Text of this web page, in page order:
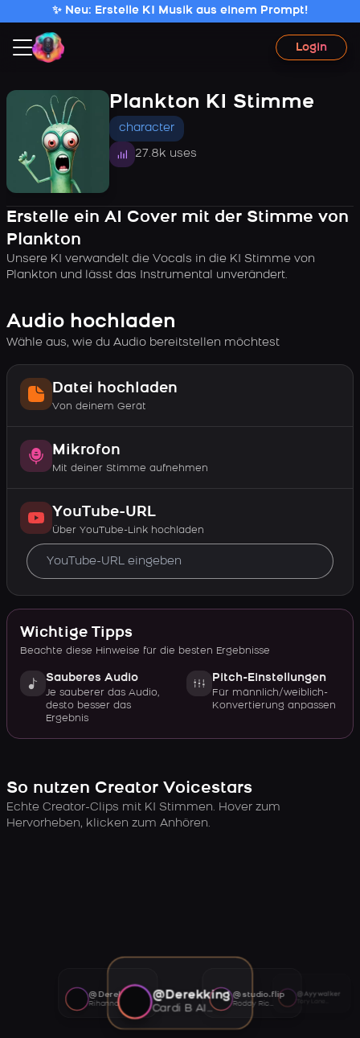
✨ Neu: Erstelle KI Musik aus einem Prompt!
Login
Plankton KI Stimme
character
27.8k uses
Erstelle ein AI Cover mit der Stimme von
Plankton
Unsere KI verwandelt die Vocals in die KI Stimme von
Plankton und lässt das Instrumental unverändert.
Audio hochladen
Wähle aus, wie du Audio bereitstellen möchtest
Datei hochladen
Von deinem Gerät
Mikrofon
Mit deiner Stimme aufnehmen
YouTube-URL
Über YouTube-Link hochladen
Wichtige Tipps
Beachte diese Hinweise für die besten Ergebnisse
Sauberes Audio
Je sauberer das Audio,
desto besser das
Ergebnis
Pitch-Einstellungen
Für männlich/weiblich-
Konvertierung anpassen
So nutzen Creator Voicestars
Echte Creator-Clips mit KI Stimmen. Hover zum
Hervorheben, klicken zum Anhören.
@Derekking
Cardi B AI voice
@studio.flip
Roddy Ricch AI voice
@Ayywalker
@Derekking
Rihanna AI voice